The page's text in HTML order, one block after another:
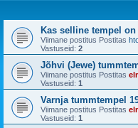
Kas selline tempel
Viimane postitus Postitas
Vastuseid: 2
Jõhvi (Jewe)
Viimane postitus Postitas
Vastuseid: 1
Varnja tummtempel
Viimane postitus Postitas
Vastuseid: 1